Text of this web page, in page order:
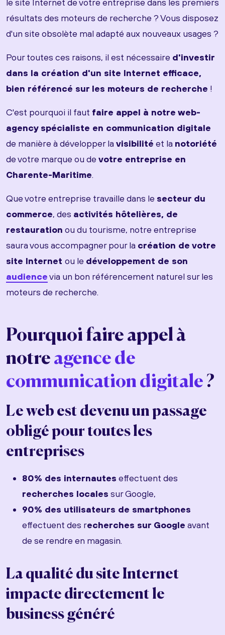
le site Internet de votre entreprise dans les premiers
résultats des moteurs de recherche ? Vous disposez
d'un site obsolète mal adapté aux nouveaux usages ?
Pour toutes ces raisons, il est nécessaire d'investir
dans la création d'un site Internet efficace,
bien référencé sur les moteurs de recherche !
C'est pourquoi il faut faire appel à notre web-
agency spécialiste en communication digitale
de manière à développer la visibilité et la notoriété
de votre marque ou de votre entreprise en
Charente-Maritime.
Que votre entreprise travaille dans le secteur du
commerce, des activités hôtelières, de
restauration ou du tourisme, notre entreprise
saura vous accompagner pour la création de votre
site Internet ou le développement de son
audiencevia un bon référencement naturel sur les
moteurs de recherche.
Pourquoi faire appel à
notre agence de
communication digitale ?
Le web est devenu un passage
obligé pour toutes les
entreprises
80% des internautes effectuent des
recherches locales sur Google,
90% des utilisateurs de smartphones
effectuent des recherches sur Google avant
de se rendre en magasin.
La qualité du site Internet
impacte directement le
business généré